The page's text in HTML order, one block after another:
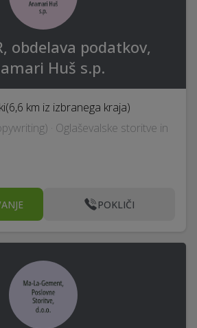
obdelava podatkov,
Huš s.p.
(6,6 km iz izbranega kraja)
· Oglaševalske storitve in
POKLIČI